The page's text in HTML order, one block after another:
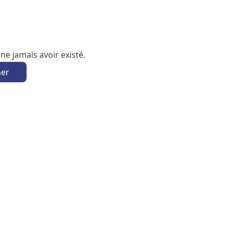
jamais avoir existé.